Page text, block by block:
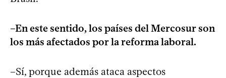
–En este sentido, los países del Mercosur son
los más afectados por la reforma laboral.
–Sí, porque además ataca aspectos